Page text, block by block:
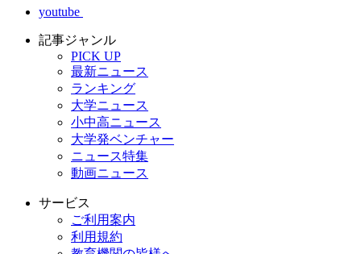
youtube
記事ジャンル
PICK UP
最新ニュース
ランキング
大学ニュース
小中高ニュース
大学発ベンチャー
ニュース特集
動画ニュース
サービス
ご利用案内
利用規約